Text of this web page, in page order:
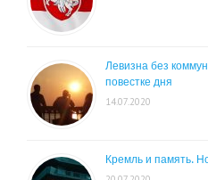
Левизна без
повестке дня
14.07.2020
Кремль и память.